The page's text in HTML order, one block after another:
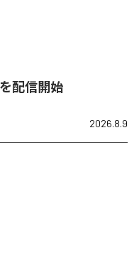
配信開始
2026.8.9